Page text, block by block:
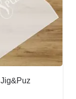
Jig&Puz